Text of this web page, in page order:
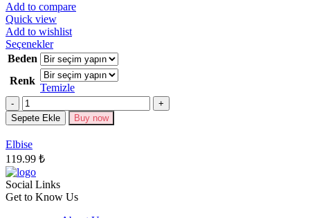
Add to compare
Quick view
Add to wishlist
SeçeneklerBu
ürünün
birden
fazla
varyasyonu
Seçenekler
Beden
Renk
Temizle
Miktar
Sepete Ekle Buy now
Elbise
119.99 ₺
Social Links
Get to Know Us